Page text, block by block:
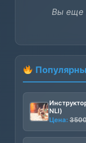
Вы еще
NLI)
Цена: